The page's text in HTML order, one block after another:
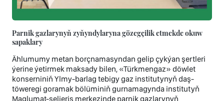
Parnik gazlarynyň zyňyndylaryna gözegçilik etmekde okuw
sapaklary
Ählumumy metan borçnamasyndan gelip çykýan şertleri
ýerine ýetirmek maksady bilen, «Türkmengaz» döwlet
konserniniň Ylmy-barlag tebigy gaz institutynyň daş-
töweregi goramak bölüminiň gurnamagynda institutyň
Maglumat-seljeriş merkezinde parnik gazlarynyň